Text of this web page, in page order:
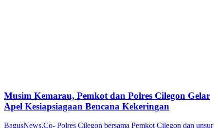
Musim Kemarau, Pemkot dan Polres Cilegon Gelar
Apel Kesiapsiagaan Bencana Kekeringan
BagusNews.Co- Polres Cilegon bersama Pemkot Cilegon dan unsur